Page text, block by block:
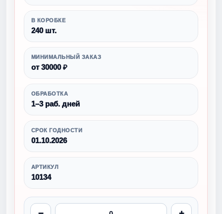
В КОРОБКЕ
240 шт.
МИНИМАЛЬНЫЙ ЗАКАЗ
от 30000 ₽
ОБРАБОТКА
1–3 раб. дней
СРОК ГОДНОСТИ
01.10.2026
АРТИКУЛ
10134